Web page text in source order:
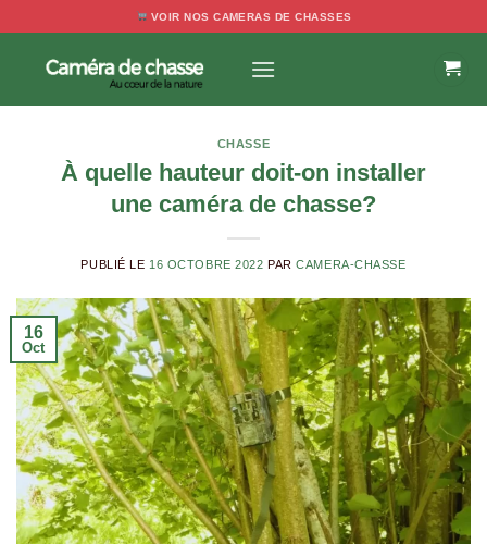
contenu
VOIR NOS CAMERAS DE CHASSES
CHASSE
À quelle hauteur doit-on installer
une caméra de chasse?
PUBLIÉ LE 16 OCTOBRE 2022 PARCAMERA-CHASSE
16
Oct